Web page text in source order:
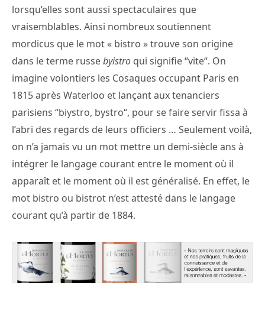
lorsqu’elles sont aussi spectaculaires que
vraisemblables. Ainsi nombreux soutiennent
mordicus que le mot « bistro » trouve son origine
dans le terme russebyistro qui signifie “vite“. On
imagine volontiers les Cosaques occupant Paris en
1815 après Waterloo et lançant aux tenanciers
parisiens “biystro, bystro“, pour se faire servir fissa à
l’abri des regards de leurs officiers … Seulement voilà,
on n’a jamais vu un mot mettre un demi-siècle ans à
intégrer le langage courant entre le moment où il
apparaît et le moment où il est généralisé. En effet, le
mot bistro ou bistrot n’est attesté dans le langage
courant qu’à partir de 1884.